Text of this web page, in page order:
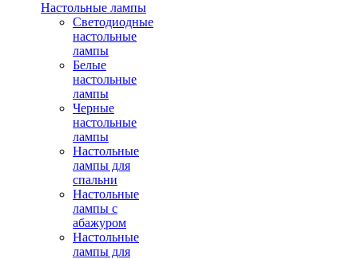
Настольные лампы
Светодиодные
настольные
лампы
Белые
настольные
лампы
Черные
настольные
лампы
Настольные
лампы для
спальни
Настольные
лампы с
абажуром
Настольные
лампы для